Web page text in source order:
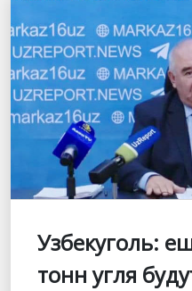
Узбекуголь:
тонн угля